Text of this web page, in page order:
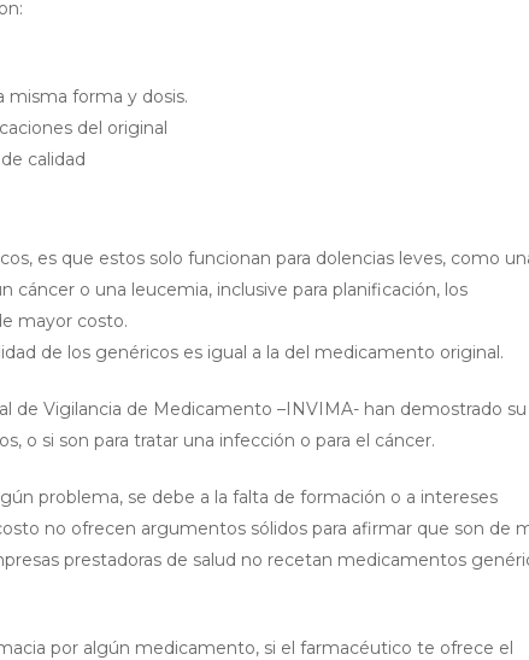
misma forma y dosis.
del original
calidad
es que estos solo funcionan para dolencias leves, como
o una leucemia, inclusive para planificación, los
mayor costo.
de los genéricos es igual a la del medicamento original.
de Vigilancia de Medicamento –INVIMA- han demostrado su
o si son para tratar una infección o para el cáncer.
problema, se debe a la falta de formación o a intereses
no ofrecen argumentos sólidos para afirmar que son de
prestadoras de salud no recetan medicamentos
por algún medicamento, si el farmacéutico te ofrece el